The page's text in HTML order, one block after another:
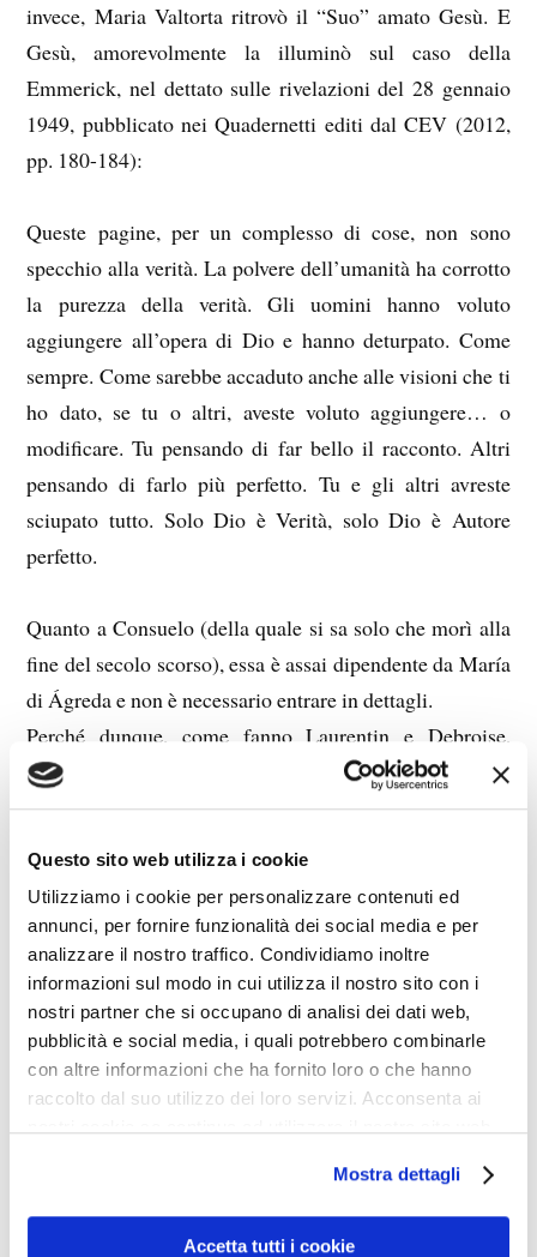
Questo sito web utilizza i cookie
Utilizziamo i cookie per personalizzare contenuti ed
annunci, per fornire funzionalità dei social media e per
analizzare il nostro traffico. Condividiamo inoltre
informazioni sul modo in cui utilizza il nostro sito con i
nostri partner che si occupano di analisi dei dati web,
pubblicità e social media, i quali potrebbero combinarle
con altre informazioni che ha fornito loro o che hanno
raccolto dal suo utilizzo dei loro servizi. Acconsenta ai
Mostra dettagli
Accetta tutti i cookie
invece, Maria Valtorta ritrovò il “Suo” amato Gesù. E
Gesù, amorevolmente la illuminò sul caso della
Emmerick, nel dettato sulle rivelazioni del 28 gennaio
1949, pubblicato nei Quadernetti editi dal CEV (2012,
pp. 180-184):
Queste pagine, per un complesso di cose, non sono
specchio alla verità. La polvere dell’umanità ha corrotto
la purezza della verità. Gli uomini hanno voluto
aggiungere all’opera di Dio e hanno deturpato. Come
sempre. Come sarebbe accaduto anche alle visioni che ti
ho dato, se tu o altri, aveste voluto aggiungere… o
modificare. Tu pensando di far bello il racconto. Altri
pensando di farlo più perfetto. Tu e gli altri avreste
sciupato tutto. Solo Dio è Verità, solo Dio è Autore
perfetto.
Quanto a Consuelo (della quale si sa solo che morì alla
fine del secolo scorso), essa è assai dipendente da María
di Ágreda e non è necessario entrare in dettagli.
Perché dunque, come fanno Laurentin e Debroise,
conferire alle opere delle altre veggenti, rovinate dal
misero intervento umano, tale dignità da ritenerle
non concordanza rende anche lei suscettibile del
giudizio negativo di essere “opera della Terra e non del
Cielo”? Perché mai la rivelazione divina alla Valtorta,
confermata da una miriade di riscontri concreti, come
testimoniano i fondamentali studi del Lavère, e
trasmessa pura ed incorrotta, dovrebbe essere “simile”
alle altre, manomesse e alterate? Perché dovrebbe essere
in qualche modo “coerente” con esse?
Del resto, il giudizio “opera della Terra e non del Cielo”
esatto sarebbe dire: “opera del Cielo rovinata dalla